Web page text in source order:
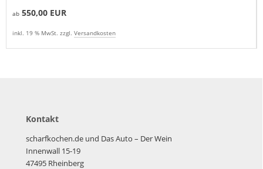
ab 550,00 EUR
inkl. 19 % MwSt. zzgl. Versandkosten
Kontakt
scharfkochen.de und Das Auto – Der Wein
Innenwall 15-19
47495 Rheinberg